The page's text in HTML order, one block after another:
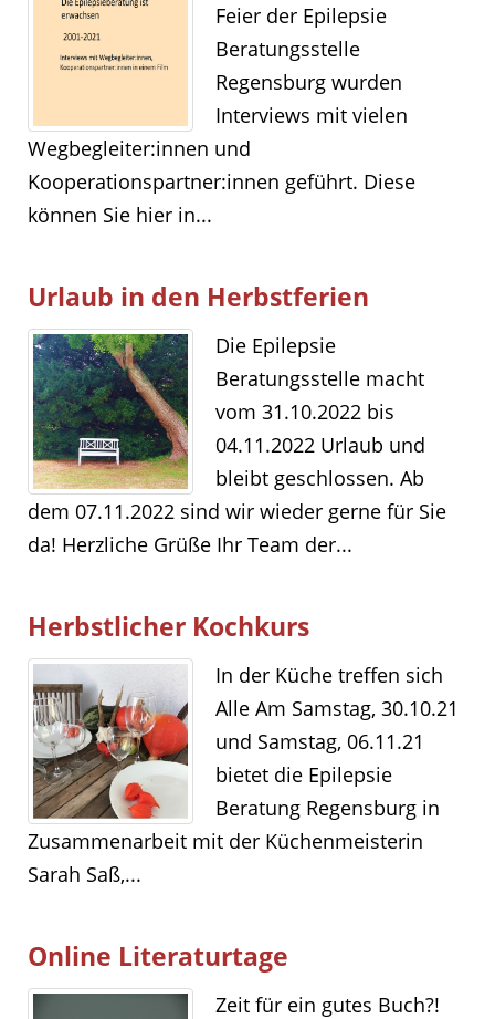
Feier der Epilepsie
Beratungsstelle
Regensburg wurden
Interviews mit vielen
Wegbegleiter:innen und
Kooperationspartner:innen geführt. Diese
können Sie hier in...
Urlaub in den Herbstferien
Die Epilepsie
Beratungsstelle macht
vom 31.10.2022 bis
04.11.2022 Urlaub und
bleibt geschlossen. Ab
dem 07.11.2022 sind wir wieder gerne für Sie
da! Herzliche Grüße Ihr Team der...
Herbstlicher Kochkurs
In der Küche treffen sich
Alle Am Samstag, 30.10.21
und Samstag, 06.11.21
bietet die Epilepsie
Beratung Regensburg in
Zusammenarbeit mit der Küchenmeisterin
Sarah Saß,...
Online Literaturtage
Zeit für ein gutes Buch?!